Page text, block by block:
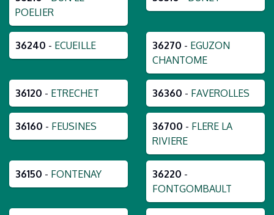
POELIER
36240 - ECUEILLE 36270 - EGUZON
CHANTOME
36120 - ETRECHET 36360 - FAVEROLLES
36160 - FEUSINES 36700 - FLERE LA
RIVIERE
36150 - FONTENAY 36220 -
FONTGOMBAULT